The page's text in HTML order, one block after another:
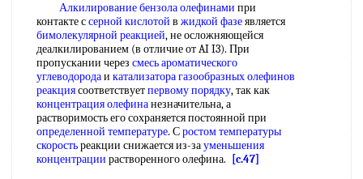
Алкилирование бензола олефинами при
контакте ссерной кислотой в жидкой фазеявляется
бимолекулярной реакцией, не осложняющейся
деалкилированием (в отличие от AI I3). При
пропускании через смесь ароматического
углеводородаи катализатора газообразныхолефинов
реакциясоответствуетпервому порядку, так как
концентрация олефинанезначительна, а
растворимость его сохраняется постоянной при
определенной температуре. Сростом температуры
скоростьреакции снижается из-зауменьшения
концентрации растворенного олефина.
[c.47]